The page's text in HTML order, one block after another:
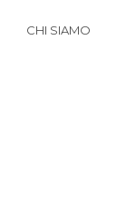
CHI SIAMO